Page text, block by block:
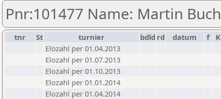
Pnr:101477 Name: Martin
tnr St turnier bdld rd datum f
K
Elozahl per 01.04.2013
Elozahl per 01.07.2013
Elozahl per 01.10.2013
Elozahl per 01.01.2014
Elozahl per 01.04.2014